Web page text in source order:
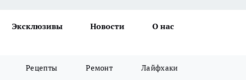
Эксклюзивы Новости О нас
Рецепты Ремонт Лайфхаки